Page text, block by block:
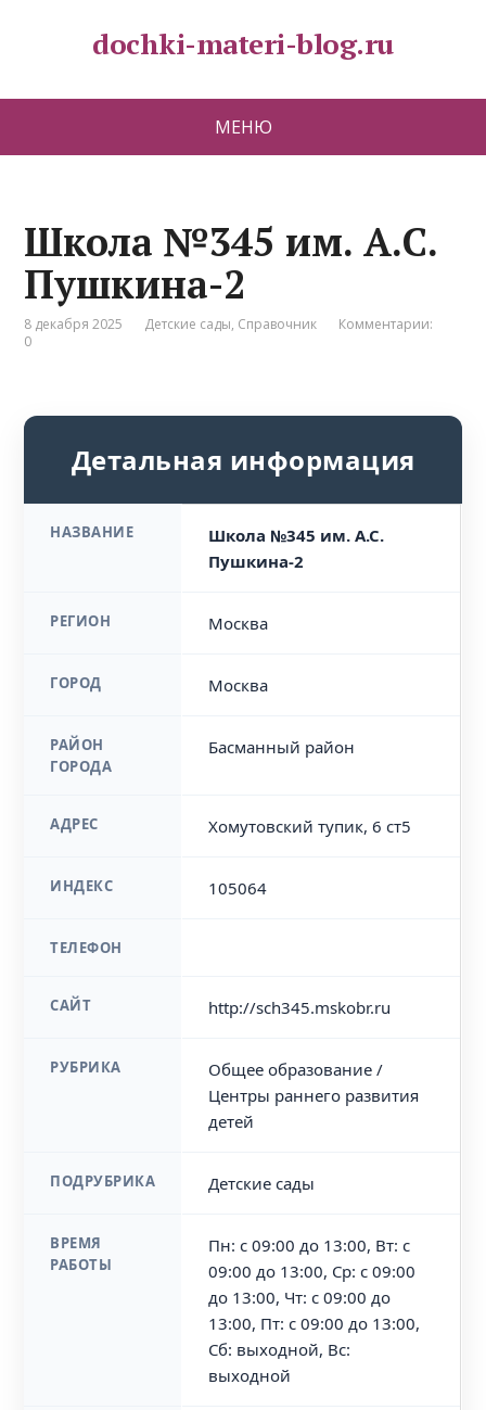
dochki-materi-blog.ru
МЕНЮ
Школа №345 им. А.С.
Пушкина-2
8 декабря 2025 Детские сады, Справочник
Комментарии:
0
Детальная информация
НАЗВАНИЕ
Школа №345 им. А.С.
Пушкина-2
РЕГИОН Москва
ГОРОД Москва
РАЙОН
ГОРОДА
Басманный район
АДРЕС Хомутовский тупик, 6 ст5
ИНДЕКС 105064
ТЕЛЕФОН
САЙТ http://sch345.mskobr.ru
РУБРИКА
Общее образование /
Центры раннего развития
детей
ПОДРУБРИКА Детские сады
ВРЕМЯ
РАБОТЫ
Пн: с 09:00 до 13:00, Вт: с
09:00 до 13:00, Ср: с 09:00
до 13:00, Чт: с 09:00 до
13:00, Пт: с 09:00 до 13:00,
Сб: выходной, Вс:
выходной